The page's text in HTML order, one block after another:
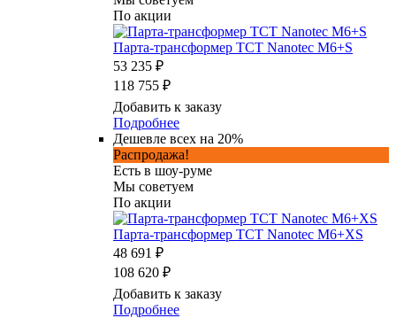
По акции
Парта-трансформер TCT Nanotec M6+S
53 235 ₽
118 755 ₽
Добавить к заказу
Подробнее
Дешевле всех на 20%
Распродажа!
Есть в шоу-руме
Мы советуем
По акции
Парта-трансформер TCT Nanotec M6+XS
48 691 ₽
108 620 ₽
Добавить к заказу
Подробнее